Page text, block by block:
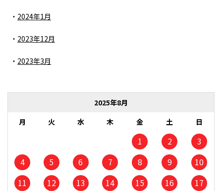
2024年1月
2023年12月
2023年3月
2025年8月
月
火 水 木 金 土 日
1 2
3
4
5 6 7 8 9
10
11
12 13 14 15 16 17